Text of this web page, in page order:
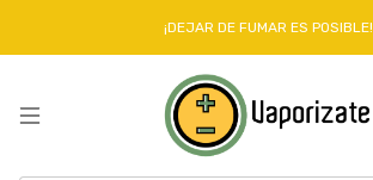
¡DEJAR DE FUMAR ES POSIBLE!